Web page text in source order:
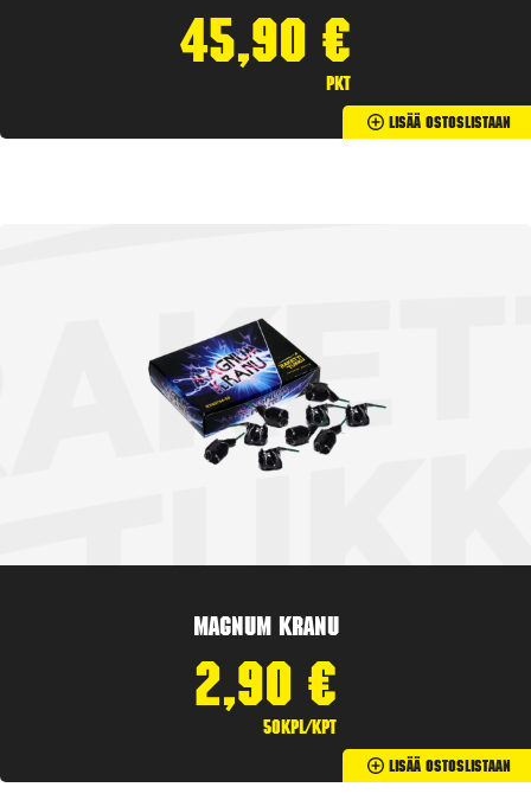
45,90 €
pkt
Lisää Ostoslistaan
Magnum Kranu
2,90 €
50kpl/kpt
Lisää Ostoslistaan